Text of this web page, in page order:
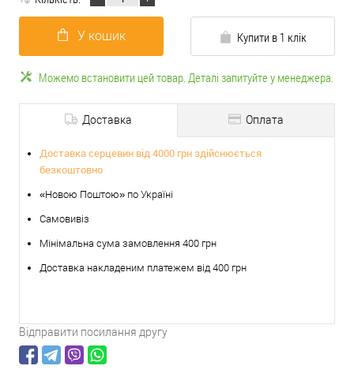
У кошик Купити в 1 клік
Можемо встановити цей товар. Деталі запитуйте у менеджера.
Доставка Оплата
Доставка серцевин від 4000 грн здійснюється
безкоштовно
«Новою Поштою» по Україні
Самовивіз
Мінімальна сума замовлення 400 грн
Доставка накладеним платежем від 400 грн
Відправити посилання другу